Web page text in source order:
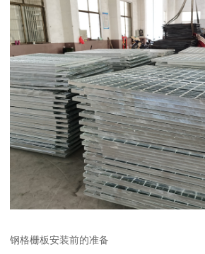
钢格栅板安装前的准备